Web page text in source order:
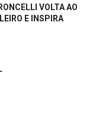
VOLTA AO
E INSPIRA